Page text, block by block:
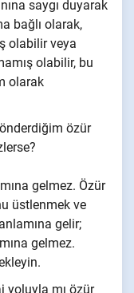
saygı duyarak
bağlı olarak,
olabilir veya
olabilir, bu
olarak
özür
gelmez. Özür
üstlenmek ve
gelir;
gelmez.
yoluyla mı özür